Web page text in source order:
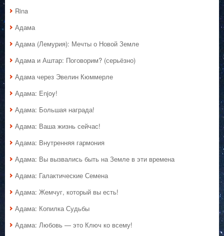
Rina
Адама
Адама (Лемурия): Мечты о Новой Земле
Адама и Аштар: Поговорим? (серьёзно)
Адама через Эвелин Кюммерле
Адама: Enjoy!
Адама: Большая награда!
Адама: Ваша жизнь сейчас!
Адама: Внутренняя гармония
Адама: Вы вызвались быть на Земле в эти времена
Адама: Галактические Семена
Адама: Жемчуг, который вы есть!
Адама: Копилка Судьбы
Адама: Любовь — это Ключ ко всему!